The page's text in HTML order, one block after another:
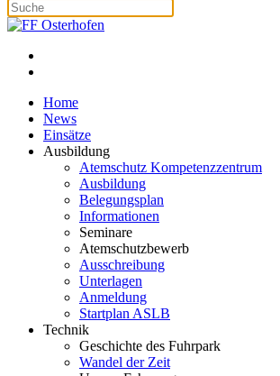
Home
News
Einsätze
Ausbildung
Atemschutz Kompetenzzentrum
Ausbildung
Belegungsplan
Informationen
Seminare
Atemschutzbewerb
Ausschreibung
Unterlagen
Anmeldung
Startplan ASLB
Technik
Geschichte des Fuhrpark
Wandel der Zeit